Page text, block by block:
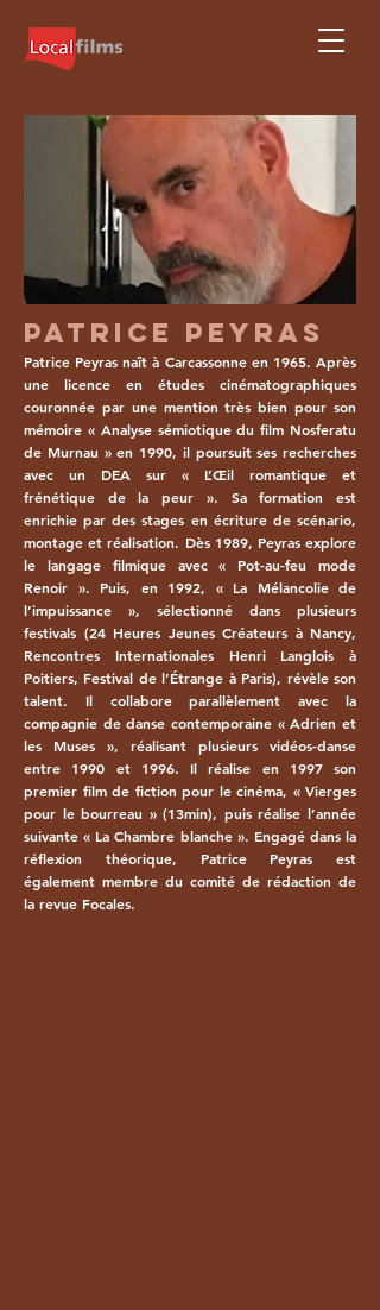
PATRICE PEYRAS
Patrice Peyras naît à Carcassonne en 1965. Après
une licence en études cinématographiques
couronnée par une mention très bien pour son
mémoire « Analyse sémiotique du film Nosferatu
de Murnau » en 1990, il poursuit ses recherches
avec un DEA sur « L’Œil romantique et
frénétique de la peur ». Sa formation est
enrichie par des stages en écriture de scénario,
montage et réalisation. Dès 1989, Peyras explore
le langage filmique avec « Pot-au-feu mode
Renoir ». Puis, en 1992, « La Mélancolie de
l’impuissance », sélectionné dans plusieurs
festivals (24 Heures Jeunes Créateurs à Nancy,
Rencontres Internationales Henri Langlois à
Poitiers, Festival de l’Étrange à Paris), révèle son
talent. Il collabore parallèlement avec la
compagnie de danse contemporaine « Adrien et
les Muses », réalisant plusieurs vidéos-danse
entre 1990 et 1996. Il réalise en 1997 son
premier film de fiction pour le cinéma, « Vierges
pour le bourreau » (13min), puis réalise l’année
suivante « La Chambre blanche ». Engagé dans la
réflexion théorique, Patrice Peyras est
également membre du comité de rédaction de
la revue Focales.